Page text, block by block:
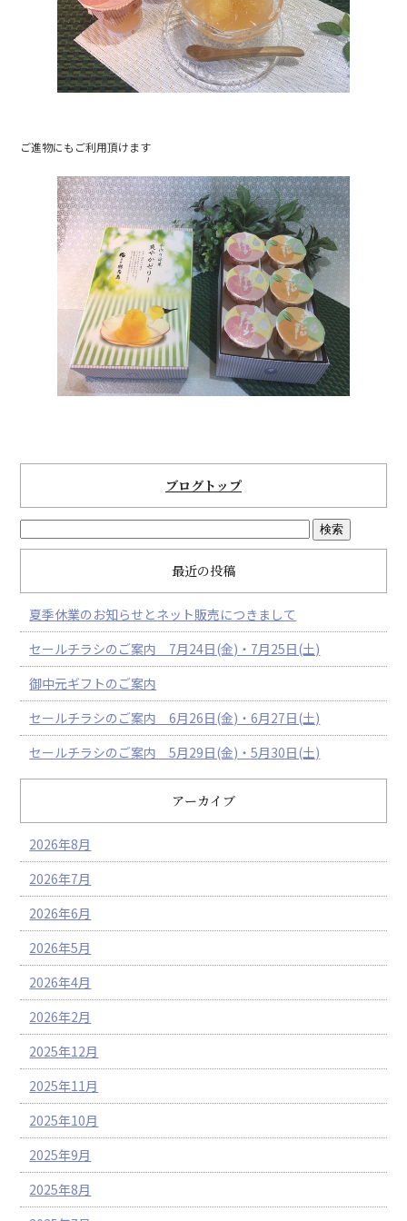
ご進物にもご利用頂けます
ブログトップ
最近の投稿
夏季休業のお知らせとネット販売につきまして
セールチラシのご案内 7月24日(金)・7月25日(土)
御中元ギフトのご案内
セールチラシのご案内 6月26日(金)・6月27日(土)
セールチラシのご案内 5月29日(金)・5月30日(土)
アーカイブ
2026年8月
2026年7月
2026年6月
2026年5月
2026年4月
2026年2月
2025年12月
2025年11月
2025年10月
2025年9月
2025年8月